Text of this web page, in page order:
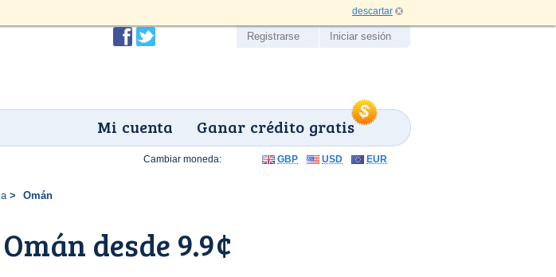
descartar
Ganar crédito gratis
Mi cuenta
Registrarse Iniciar sesión
Omán
desde 9.9¢
Cambiar moneda: GBP USD EUR